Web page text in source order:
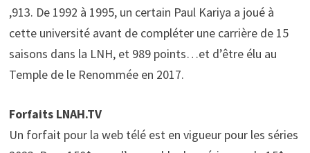
,913. De 1992 à 1995, un certain Paul Kariya a joué à
cette université avant de compléter une carrière de 15
saisons dans la LNH, et 989 points…et d’être élu au
Temple de le Renommée en 2017.
Forfaits LNAH.TV
Un forfait pour la web télé est en vigueur pour les séries